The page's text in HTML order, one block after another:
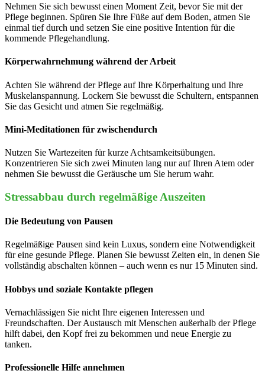
Nehmen Sie sich bewusst einen Moment Zeit, bevor Sie mit der
Pflege beginnen. Spüren Sie Ihre Füße auf dem Boden, atmen Sie
einmal tief durch und setzen Sie eine positive Intention für die
kommende Pflegehandlung.
Körperwahrnehmung während der Arbeit
Achten Sie während der Pflege auf Ihre Körperhaltung und Ihre
Muskelanspannung. Lockern Sie bewusst die Schultern, entspannen
Sie das Gesicht und atmen Sie regelmäßig.
Mini-Meditationen für zwischendurch
Nutzen Sie Wartezeiten für kurze Achtsamkeitsübungen.
Konzentrieren Sie sich zwei Minuten lang nur auf Ihren Atem oder
nehmen Sie bewusst die Geräusche um Sie herum wahr.
Stressabbau durch regelmäßige Auszeiten
Die Bedeutung von Pausen
Regelmäßige Pausen sind kein Luxus, sondern eine Notwendigkeit
für eine gesunde Pflege. Planen Sie bewusst Zeiten ein, in denen Sie
vollständig abschalten können – auch wenn es nur 15 Minuten sind.
Hobbys und soziale Kontakte pflegen
Vernachlässigen Sie nicht Ihre eigenen Interessen und
Freundschaften. Der Austausch mit Menschen außerhalb der Pflege
hilft dabei, den Kopf frei zu bekommen und neue Energie zu
tanken.
Professionelle Hilfe annehmen